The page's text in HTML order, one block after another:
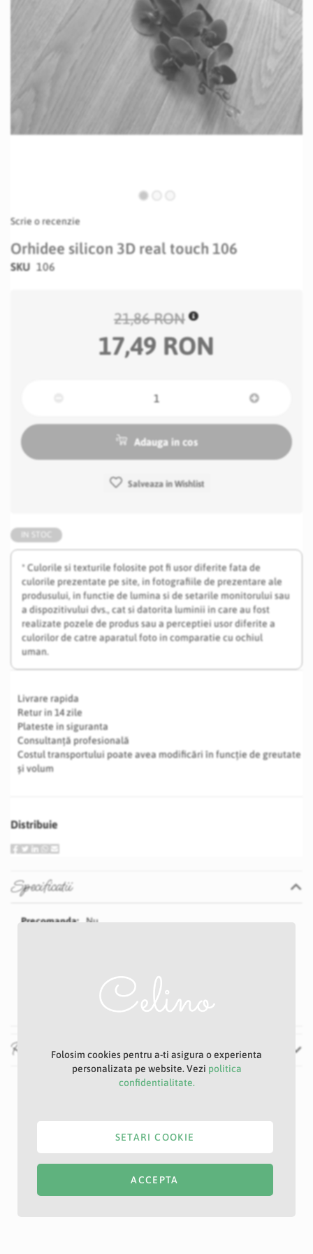
to
beginning
of
Scrie o recenzie
Orhidee silicon 3D real touch 106
SKU 106
* Culorile si texturile folosite pot fi usor diferite fata de
culorile prezentate pe site, in fotografiile de prezentare ale
produsului, in functie de lumina si de setarile monitorului sau
a dispozitivului dvs., cat si datorita luminii in care au fost
realizate pozele de produs sau a perceptiei usor diferite a
culorilor de catre aparatul foto in comparatie cu ochiul
uman.
Livrare rapida
Retur in 14 zile
Plateste in siguranta
Consultanță profesională
Costul transportului poate avea modificări în funcție de greutate
și volum
Distribuie
21,86 RON
17,49 RON
Adauga in cos
Salveaza in Wishlist
Specificatii
Specificatii
Nu
102 cm
RecenziiFolosim cookies pentru a-ti asigura o experienta
personalizata pe website. Vezi politica
confidentialitate.
ACCEPTA
SETARI COOKIE